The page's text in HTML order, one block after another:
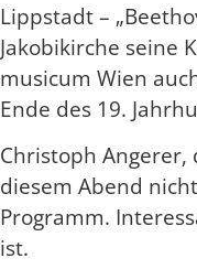
Lippstadt –
Jakobikirche seine
musicum Wien
Ende des 19.
Christoph Angerer,
diesem Abend
Programm.
ist.